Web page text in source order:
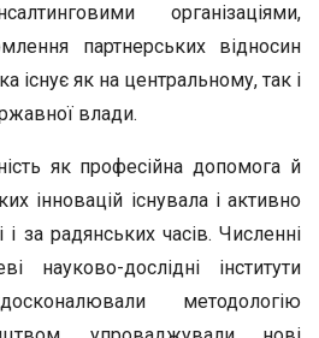
організаціями,
партнерських відносин
існує як на центральному, так і
влади.
як професійна допомога й
інновацій існувала і активно
за радянських часів. Численні
науково-дослідні інститути
методологію